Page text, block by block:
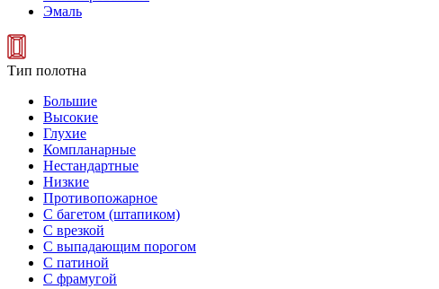
Эмаль
Тип полотна
Большие
Высокие
Глухие
Компланарные
Нестандартные
Низкие
Противопожарное
С багетом (штапиком)
С врезкой
С выпадающим порогом
С патиной
С фрамугой